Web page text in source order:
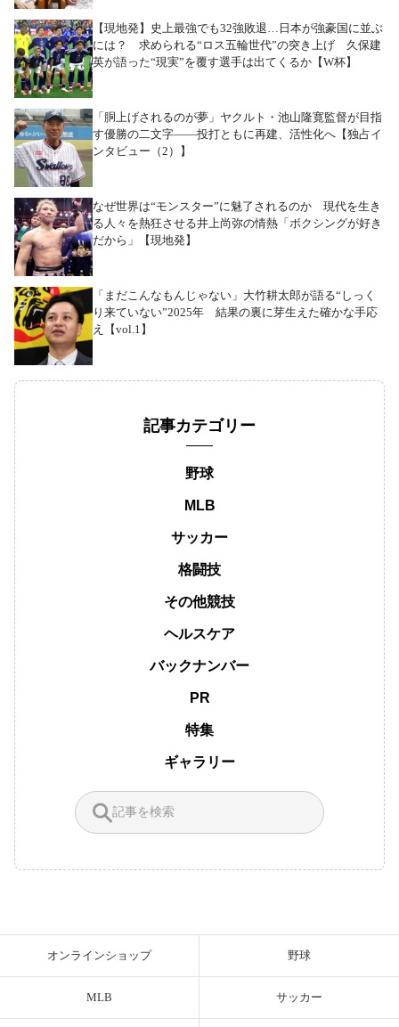
【現地発】史上最強でも32強敗退…日本が強豪国に並ぶ
には？ 求められる“ロス五輪世代”の突き上げ 久保建
英が語った“現実”を覆す選手は出てくるか【W杯】
「胴上げされるのが夢」ヤクルト・池山隆寛監督が目指
す優勝の二文字――投打ともに再建、活性化へ【独占イ
ンタビュー（2）】
なぜ世界は“モンスター”に魅了されるのか 現代を生き
る人々を熱狂させる井上尚弥の情熱「ボクシングが好き
だから」【現地発】
「まだこんなもんじゃない」大竹耕太郎が語る“しっく
り来ていない”2025年 結果の裏に芽生えた確かな手応
え【vol.1】
記事カテゴリー
野球
MLB
サッカー
格闘技
その他競技
ヘルスケア
バックナンバー
PR
特集
ギャラリー
オンラインショップ 野球
MLB サッカー